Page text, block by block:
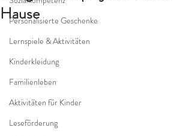
Personalisierte Geschenke
Lernspiele & Aktivitäten
Kinderkleidung
Familienleben
Aktivitäten für Kinder
Leseförderung
Hause